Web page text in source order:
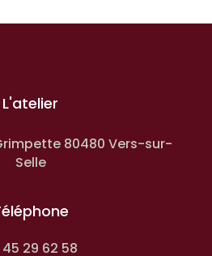
L'atelier
80480 Vers-sur-
Selle
29 62 58